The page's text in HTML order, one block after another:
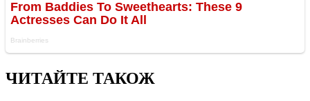
ЧИТАЙТЕ ТАКОЖ